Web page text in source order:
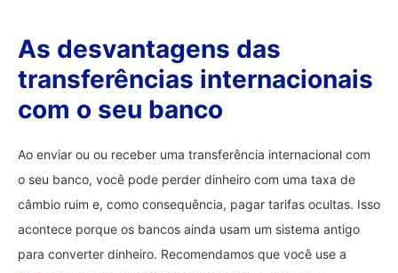
As desvantagens das
transferências internacionais
com o seu banco
Ao enviar ou ou receber uma transferência internacional com
o seu banco, você pode perder dinheiro com uma taxa de
câmbio ruim e, como consequência, pagar tarifas ocultas. Isso
acontece porque os bancos ainda usam um sistema antigo
para converter dinheiro. Recomendamos que você use a